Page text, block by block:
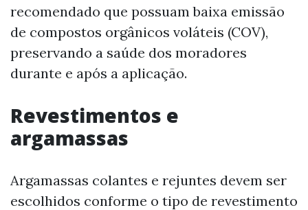
recomendado que possuam baixa emissão
de compostos orgânicos voláteis (COV),
preservando a saúde dos moradores
durante e após a aplicação.
Revestimentos e
argamassas
Argamassas colantes e rejuntes devem ser
escolhidos conforme o tipo de revestimento